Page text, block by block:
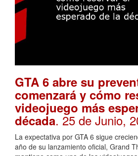
GTA 6 abre su
comenzará y cómo
videojuego más
década. 25 de Junio,
La expectativa por GTA 6 sigue
año de su lanzamiento oficial, Grand